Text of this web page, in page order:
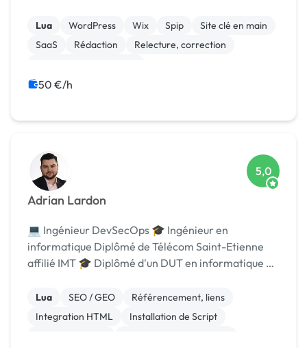
Lua WordPress Wix Spip
Site clé en main
SaaS
Rédaction
Relecture, correction
Migration ou refonte de site
50 €/h
Adrian Lardon
5,0
💻 Ingénieur DevSecOps 🎓 Ingénieur en
informatique Diplômé de Télécom Saint-Etienne
affilié IMT 🎓 Diplômé d'un DUT en informatique à
j'ai 24 ans et je suis actuellement Ingénieur
DevSecOps ...
Lua SEO / GEO
Référencement, liens
Integration HTML
Installation de Script